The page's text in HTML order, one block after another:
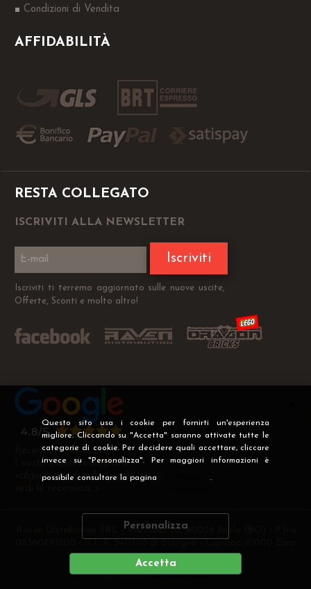
Questo sito usa i cookie per fornirti un'esperienza
migliore. Cliccando su "Accetta" saranno attivate tutte le
categorie di cookie. Per decidere quali accettare, cliccare
invece su "Personalizza". Per maggiori informazioni è
possibile consultare la pagina .
Personalizza
Accetta
Condizioni di Vendita
AFFIDABILITÀ
RESTA COLLEGATO
ISCRIVITI ALLA NEWSLETTER
Iscriviti
Iscriviti ti terremo aggiornato sulle nuove uscite,
Offerte, Sconti e molto altro!
Recensioni Verificate
I nostri clienti soddisfatti
valgono più di mille parole
Raven Distribution SRL - Via Fanin 30, 40026 Imola (BO) - P.Iva
i.v
DEVELOPERCREATIVE WEB